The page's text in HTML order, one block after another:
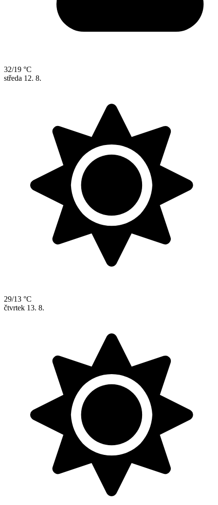
32/19 °C
středa 12. 8.
29/13 °C
čtvrtek 13. 8.